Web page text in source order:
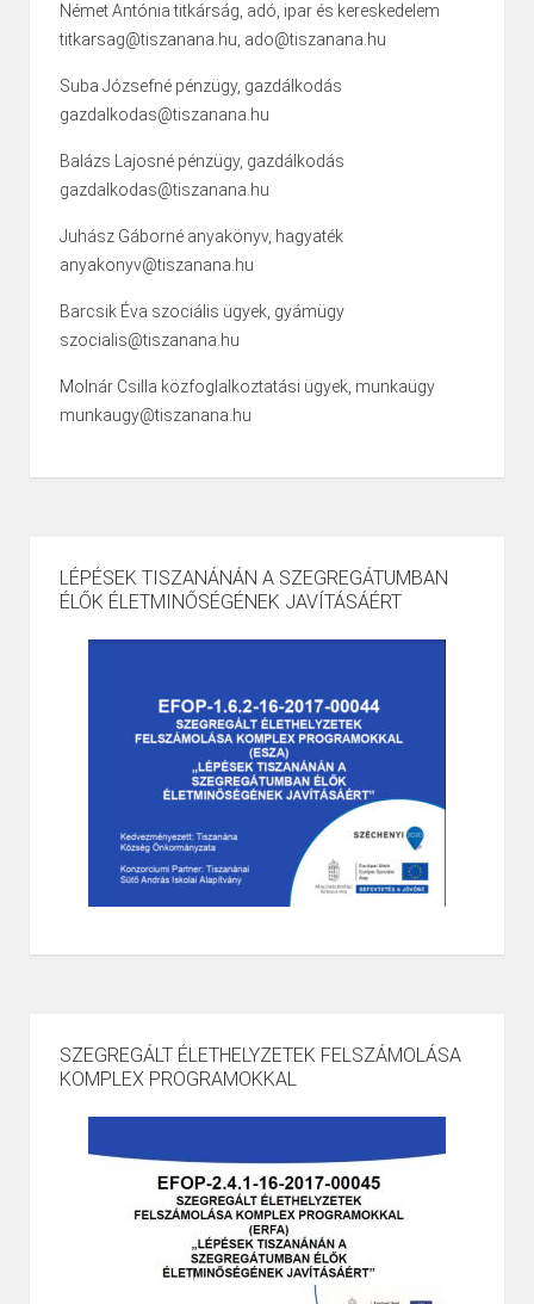
Német Antónia titkárság, adó, ipar és kereskedelem
titkarsag@tiszanana.hu, ado@tiszanana.hu
Suba Józsefné pénzügy, gazdálkodás
gazdalkodas@tiszanana.hu
Balázs Lajosné pénzügy, gazdálkodás
gazdalkodas@tiszanana.hu
Juhász Gáborné anyakönyv, hagyaték
anyakonyv@tiszanana.hu
Barcsik Éva szociális ügyek, gyámügy
szocialis@tiszanana.hu
Molnár Csilla közfoglalkoztatási ügyek, munkaügy
munkaugy@tiszanana.hu
LÉPÉSEK TISZANÁNÁN A SZEGREGÁTUMBAN
ÉLŐK ÉLETMINŐSÉGÉNEK JAVÍTÁSÁÉRT
SZEGREGÁLT ÉLETHELYZETEK FELSZÁMOLÁSA
KOMPLEX PROGRAMOKKAL